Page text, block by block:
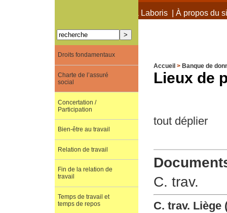
À propos de Terra Laboris| À propos du
Accueil > Banque de
Lieux de
tout déplier
C. trav.
C. trav. Liège
Droits fondamentaux
Charte de l’assuré
social
Concertation /
Participation
Bien-être au travail
Relation de travail
Fin de la relation de
travail
Temps de travail et
temps de repos